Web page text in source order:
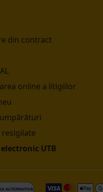
din contract
online a litigiilor
UTB